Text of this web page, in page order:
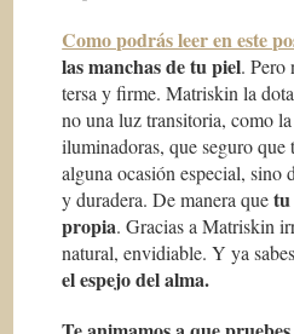
Como podrás leer en este
las manchas de tu piel. Pero
tersa y firme. Matriskin la
no una luz transitoria, como
iluminadoras, que seguro que
alguna ocasión especial, sino
y duradera. De manera que
propia. Gracias a Matriskin
natural, envidiable. Y ya
el espejo del alma.